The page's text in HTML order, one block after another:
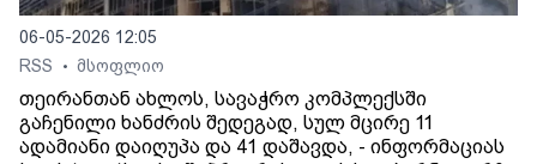
06-05-2026 12:05
RSS
• მსოფლიო
თეირანთან ახლოს, სავაჭრო კომპლექსში
გაჩენილი ხანძრის შედეგად, სულ მცირე 11
ადამიანი დაიღუპა და 41 დაშავდა, - ინფორმაციას